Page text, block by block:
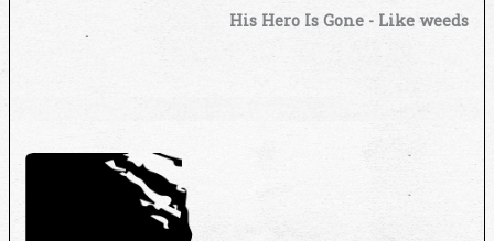
His Hero Is Gone - Like weeds